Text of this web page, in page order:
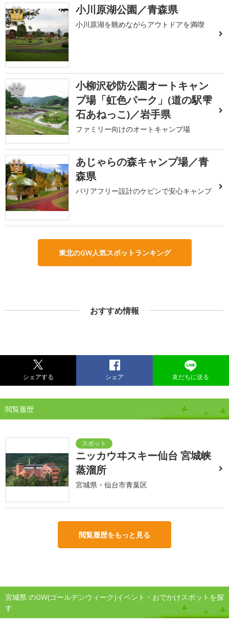
1 小川原湖公園／青森県
小川原湖を眺めながらアウトドアを満喫
2
小柳沢砂防公園オートキャン
プ場「虹色パーク」(道の駅雫
石あねっこ)／岩手県
ファミリー向けのオートキャンプ場
3
あじゃらの森キャンプ場／青
森県
バリアフリー設計のケビンで安心キャンプ
東北のGW人気スポットランキング
おすすめ情報
シェアする シェア 友だちに送る
閲覧履歴
ニッカウヰスキー仙台 宮城峡
蒸溜所
宮城県・仙台市青葉区
閲覧履歴をもっと見る
宮城県 のGW(ゴールデンウィーク)イベント・おでかけスポットを探
す